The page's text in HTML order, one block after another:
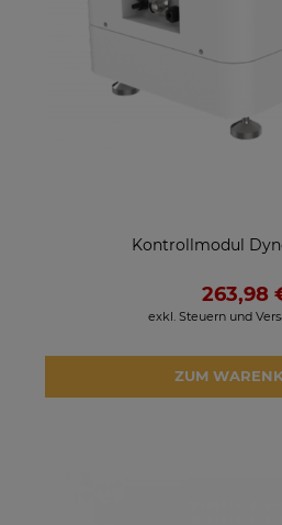
Kontrollmodul
263,98
exkl. Steuern und
ZUM